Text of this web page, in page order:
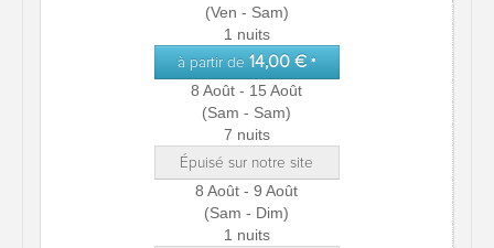
(Ven - Sam)
1 nuits
à partir de 14,00 € *
8 Août - 15 Août
(Sam - Sam)
7 nuits
Épuisé sur notre site
8 Août - 9 Août
(Sam - Dim)
1 nuits